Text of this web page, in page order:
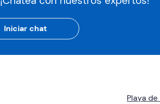
Iniciar chat
Playa